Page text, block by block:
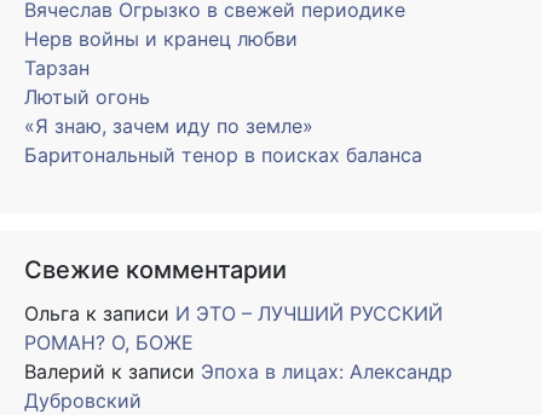
Вячеслав Огрызко в свежей периодике
Нерв войны и кранец любви
Тарзан
Лютый огонь
«Я знаю, зачем иду по земле»
Баритональный тенор в поисках баланса
Свежие комментарии
Ольга к записи И ЭТО – ЛУЧШИЙ РУССКИЙ
РОМАН? О, БОЖЕ
Валерий к записи Эпоха в лицах: Александр
Дубровский